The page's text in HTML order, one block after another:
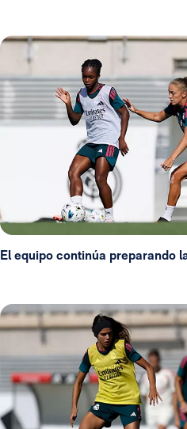
El equipo continúa preparando